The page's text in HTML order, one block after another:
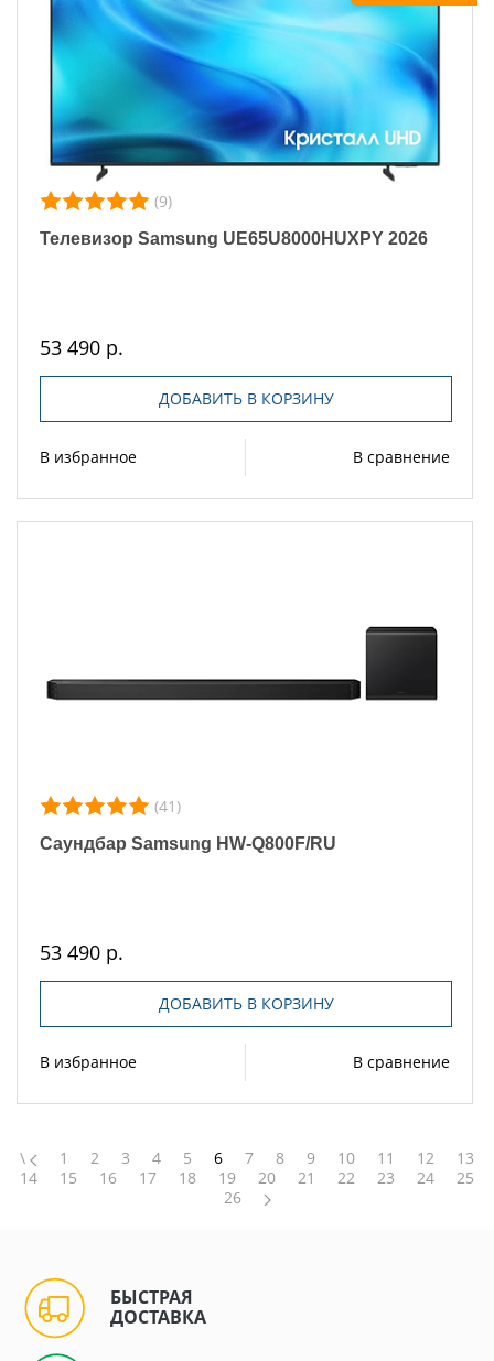
(9)
Телевизор Samsung UE65U8000HUXPY 2026
53 490 р.
ДОБАВИТЬ В КОРЗИНУ
В избранное В сравнение
(41)
Саундбар Samsung HW-Q800F/RU
53 490 р.
ДОБАВИТЬ В КОРЗИНУ
В избранное В сравнение
\ 1 2 3 4 5 6 7 8 9 10 11 12
13
14
15 16 17 18 19 20 21 22 23 24
25
26
БЫСТРАЯ
ДОСТАВКА